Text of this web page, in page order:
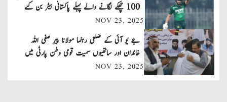
v
i
g
a
100 چھکے لگانے والے پہلے پاکستانی بیٹر بن گئے
NOV 23, 2025
جے یو آئی کے ضلعی رہنما مولانا پیر صفی اللہ
خاندان اور ساتھیوں سمیت قومی وطن پارٹی میں
شامل
NOV 23, 2025